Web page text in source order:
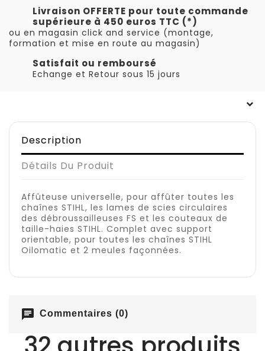
Livraison OFFERTE pour toute commande
supérieure à 450 euros TTC (*)
ou en magasin click and service (montage,
formation et mise en route au magasin)
Satisfait ou remboursé
Echange et Retour sous 15 jours
Description
Détails Du Produit
Affûteuse universelle, pour affûter toutes les
chaînes STIHL, les lames de scies circulaires
des débroussailleuses FS et les couteaux de
taille-haies STIHL. Complet avec support
orientable, pour toutes les chaînes STIHL
Oilomatic et 2 meules façonnées.
chat Commentaires (0)